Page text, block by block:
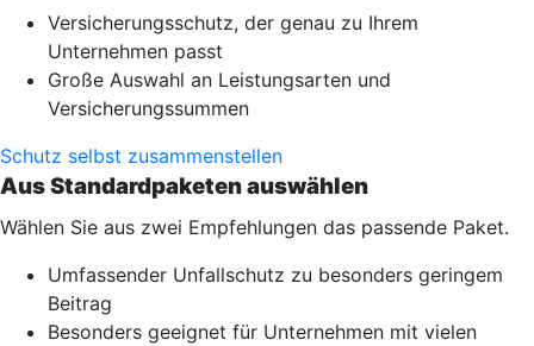
Versicherungsschutz, der genau zu Ihrem
Unternehmen passt
Große Auswahl an Leistungsarten und
Versicherungssummen
Schutz selbst zusammenstellen
Aus Standardpaketen auswählen
Wählen Sie aus zwei Empfehlungen das passende Paket.
Umfassender Unfallschutz zu besonders geringem
Beitrag
Besonders geeignet für Unternehmen mit vielen